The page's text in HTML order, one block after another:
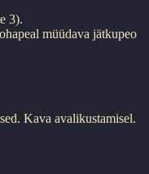
3).
müüdava jätkupeo
Kava avalikustamisel.